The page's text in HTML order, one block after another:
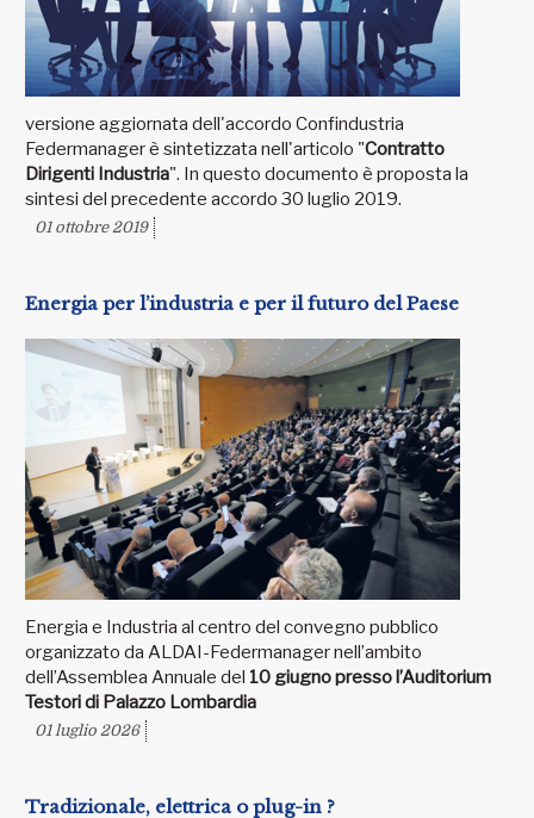
versione aggiornata dell'accordo Confindustria
Federmanager è sintetizzata nell'articolo "Contratto
Dirigenti Industria". In questo documento è proposta la
sintesi del precedente accordo 30 luglio 2019.
01 ottobre 2019
Energia per l’industria e per il futuro del Paese
Energia e Industria al centro del convegno pubblico
organizzato da ALDAI-Federmanager nell’ambito
dell’Assemblea Annuale del 10 giugno presso l’Auditorium
Testori di Palazzo Lombardia
01 luglio 2026
Tradizionale, elettrica o plug-in ?